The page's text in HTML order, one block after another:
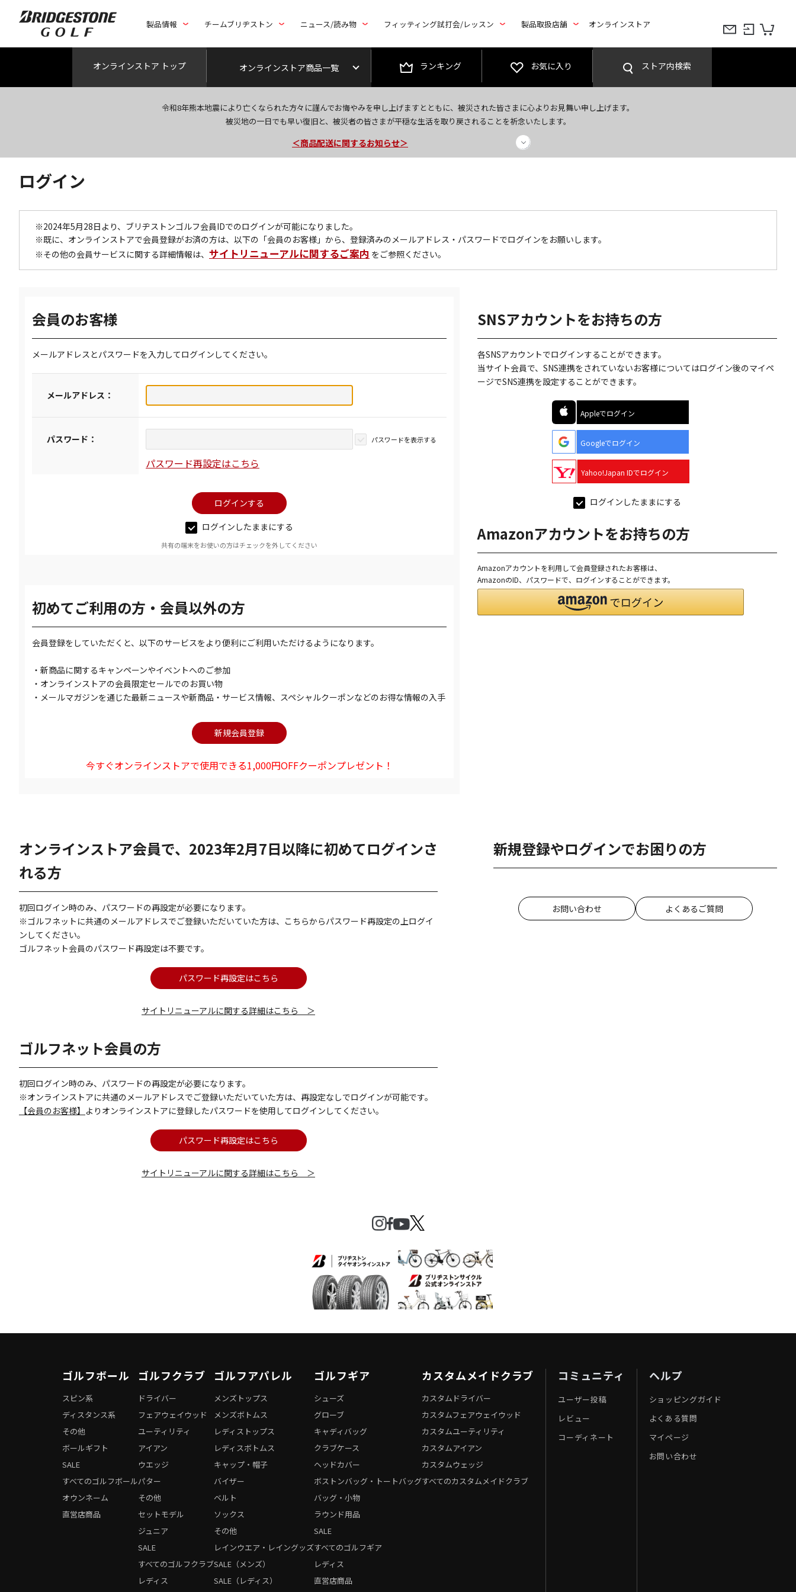
製品情報 チームブリヂストン ニュース/読み物 フィッティング試打会/レッスン 製品取扱店舗 オンラインストア
オンラインストア トップ オンラインストア商品一覧 ランキング お気に入り ストア内検索
令和8年熊本地震により亡くなられた方々に謹んでお悔やみを申し上げますとともに、被災された皆さまに心よりお見舞い申し上げます。
被災地の一日でも早い復旧と、被災者の皆さまが平穏な生活を取り戻されることを祈念いたします。
今なら新規会員登録で1,000円OFFクーポンプレゼント！
＜商品配送に関するお知らせ＞
ログイン
※2024年5月28日より、ブリヂストンゴルフ会員IDでのログインが可能になりました。
※既に、オンラインストアで会員登録がお済の方は、以下の「会員のお客様」から、登録済みのメールアドレス・パスワードでログインをお願いします。
※その他の会員サービスに関する詳細情報は、 サイトリニューアルに関するご案内 をご参照ください。
会員のお客様
メールアドレスとパスワードを入力してログインしてください。
メールアドレス：
パスワード： パスワードを表示する
パスワード再設定はこちら
ログインしたままにする
共有の端末をお使いの方はチェックを外してください
初めてご利用の方・会員以外の方
会員登録をしていただくと、以下のサービスをより便利にご利用いただけるようになります。
・新商品に関するキャンペーンやイベントへのご参加
・オンラインストアの会員限定セールでのお買い物
・メールマガジンを通じた最新ニュースや新商品・サービス情報、スペシャルクーポンなどのお得な情報の入手
今すぐオンラインストアで使用できる1,000円OFFクーポンプレゼント！
SNSアカウントをお持ちの方
各SNSアカウントでログインすることができます。
当サイト会員で、SNS連携をされていないお客様についてはログイン後のマイペ
ージでSNS連携を設定することができます。
Appleでログイン
Googleでログイン
Yahoo!Japan IDでログイン
ログインしたままにする
Amazonアカウントをお持ちの方
Amazonアカウントを利用して会員登録されたお客様は、
AmazonのID、パスワードで、ログインすることができます。
オンラインストア会員で、2023年2月7日以降に初めてログインさ
れる方
初回ログイン時のみ、パスワードの再設定が必要になります。
※ゴルフネットに共通のメールアドレスでご登録いただいていた方は、こちらからパスワード再設定の上ログイ
ンしてください。
ゴルフネット会員のパスワード再設定は不要です。
パスワード再設定はこちら
サイトリニューアルに関する詳細はこちら ＞
ゴルフネット会員の方
初回ログイン時のみ、パスワードの再設定が必要になります。
※オンラインストアに共通のメールアドレスでご登録いただいていた方は、再設定なしでログインが可能です。
【会員のお客様】 よりオンラインストアに登録したパスワードを使用してログインしてください。
パスワード再設定はこちら
サイトリニューアルに関する詳細はこちら ＞
新規登録やログインでお困りの方
お問い合わせ よくあるご質問
ゴルフボール
オウンネーム
直営店商品
スピン系
ディスタンス系
その他
ボールギフト
SALE
すべてのゴルフボール
ゴルフクラブ
レディス
ドライバー
フェアウェイウッド
ユーティリティ
アイアン
ウエッジ
パター
その他
セットモデル
ジュニア
SALE
すべてのゴルフクラブ
ゴルフアパレル
メンズトップス
メンズボトムス
レディストップス
レディスボトムス
キャップ・帽子
バイザー
ベルト
ソックス
その他
レインウエア・レイングッズ
SALE（メンズ）
SALE（レディス）
ゴルフギア
レディス
直営店商品
シューズ
グローブ
キャディバッグ
クラブケース
ヘッドカバー
ボストンバッグ・トートバッグ
バッグ・小物
ラウンド用品
SALE
すべてのゴルフギア
カスタムメイドクラブ
カスタムドライバー
カスタムフェアウェイウッド
カスタムユーティリティ
カスタムアイアン
カスタムウェッジ
すべてのカスタムメイドクラブ
コミュニティ
ユーザー投稿
レビュー
コーディネート
ヘルプ
ショッピングガイド
よくある質問
マイページ
お問い合わせ